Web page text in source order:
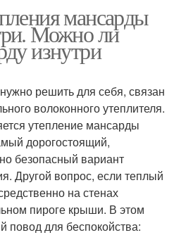
мансарды
Можно ли
изнутри
решить для себя, связан
волоконного утеплителя.
утепление мансарды
дорогостоящий,
безопасный вариант
Другой вопрос, если теплый
на стенах
пироге крыши. В этом
повод для беспокойства: